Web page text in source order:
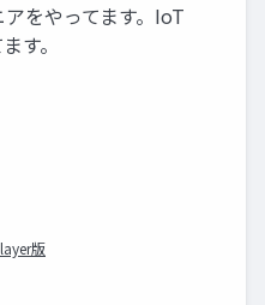
をやってます。IoT
す。
版